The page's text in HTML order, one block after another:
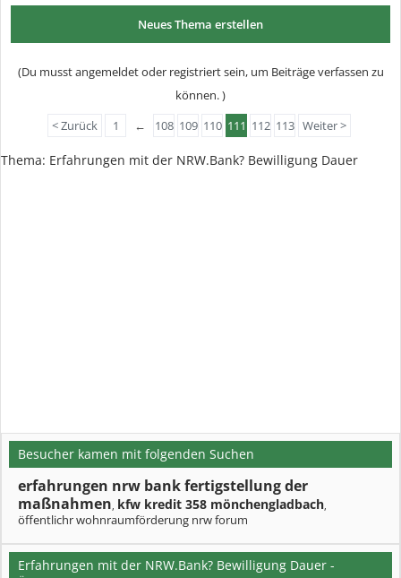
Neues Thema erstellen
(Du musst angemeldet oder registriert sein, um Beiträge verfassen zu
können. )
< Zurück
1 ← 108 109 110 111 112 113 Weiter >
Thema: Erfahrungen mit der NRW.Bank? Bewilligung Dauer
Besucher kamen mit folgenden Suchen
erfahrungen nrw bank fertigstellung der
maßnahmen, kfw kredit 358 mönchengladbach,
öffentlichr wohnraumförderung nrw forum
Erfahrungen mit der NRW.Bank? Bewilligung Dauer -